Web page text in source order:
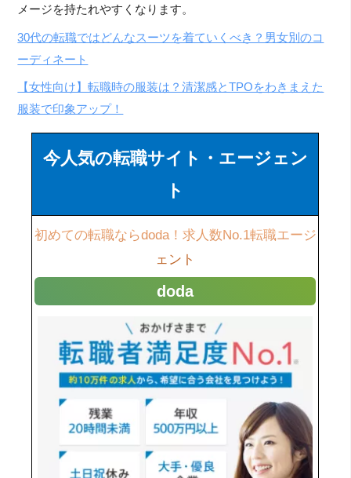
メージを持たれやすくなります。
30代の転職ではどんなスーツを着ていくべき？男女別のコ
ーディネート
【女性向け】転職時の服装は？清潔感とTPOをわきまえた
服装で印象アップ！
今人気の転職サイト・エージェン
ト
初めての転職ならdoda！求人数No.1転職エージ
ェント
doda